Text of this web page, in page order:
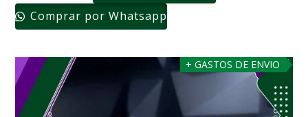
Comprar por Whatsapp
+ GASTOS DE ENVIO